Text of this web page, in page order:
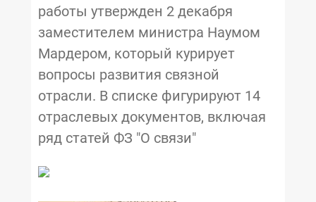
работы утвержден 2 декабря
заместителем министра Наумом
Мардером, который курирует
вопросы развития связной
отрасли. В списке фигурируют 14
отраслевых документов, включая
ряд статей ФЗ "О связи"